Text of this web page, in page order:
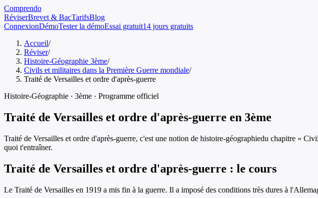
Comprendo
RéviserBrevet & BacTarifsBlog
ConnexionDémoTester la démoEssai gratuit14 jours gratuits
Accueil/
Réviser/
Histoire-Géographie 3ème/
Civils et militaires dans la Première Guerre mondiale/
Traité de Versailles et ordre d'après-guerre
Histoire-Géographie · 3ème · Programme officiel
Traité de Versailles et ordre d'après-guerre en 3ème
Traité de Versailles et ordre d'après-guerre, c'est une notion de histoire-géographiedu chapitre «
quoi t'entraîner.
Traité de Versailles et ordre d'après-guerre : le cours
Le Traité de Versailles en 1919 a mis fin à la guerre. Il a imposé des conditions très dures à